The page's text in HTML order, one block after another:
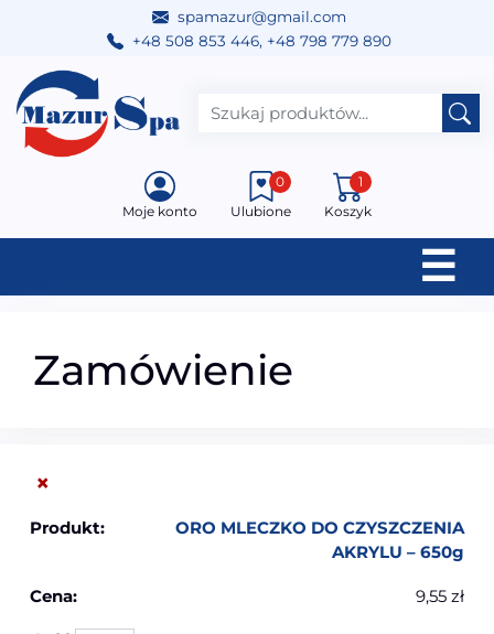
spamazur@gmail.com
+48 508 853 446, +48 798 779 890
Przejdź do treści
Main Navigation
Moje konto Ulubione
0
Koszyk
1
☰
Zamówienie
×
ORO MLECZKO DO CZYSZCZENIA
AKRYLU – 650g
9,55 zł